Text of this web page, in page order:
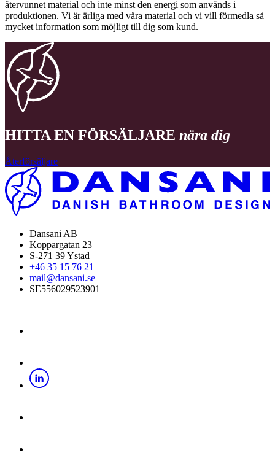
återvunnet material och inte minst den energi som används i
produktionen. Vi är ärliga med våra material och vi vill förmedla så
mycket information som möjligt till dig som kund.
HITTA EN FÖRSÄLJARE nära dig
Återförsäljare
Dansani AB
Koppargatan 23
S-271 39 Ystad
+46 35 15 76 21
mail@dansani.se
SE556029523901